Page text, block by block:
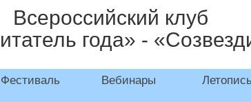
Всероссийский клуб
года» -
Фестиваль Вебинары Летопись